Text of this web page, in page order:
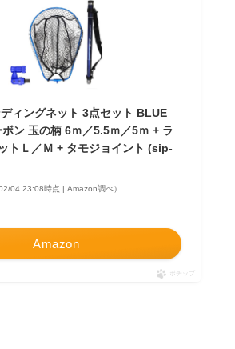
ィングネット 3点セット BLUE
ン 玉の柄 6ｍ／5.5ｍ／5ｍ + ラ
トＬ／Ｍ + タモジョイント (sip-
04 23:08時点 | Amazon調べ）
Amazon
ポチップ